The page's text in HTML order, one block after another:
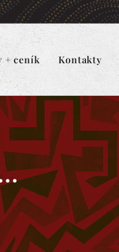
+ ceník Kontakty